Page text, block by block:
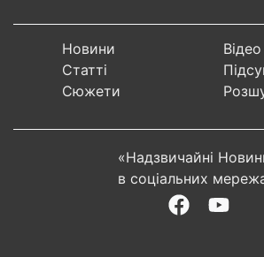
Новини
Статті
Сюжети
«Надзвичайні
в соціальних